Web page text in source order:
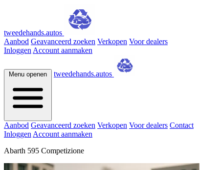
tweedehands.autos
Aanbod Geavanceerd zoeken Verkopen Voor dealers
Inloggen Account aanmaken
Menu openen tweedehands.autos
Aanbod Geavanceerd zoeken Verkopen Voor dealers Contact
Inloggen Account aanmaken
Abarth 595 Competizione